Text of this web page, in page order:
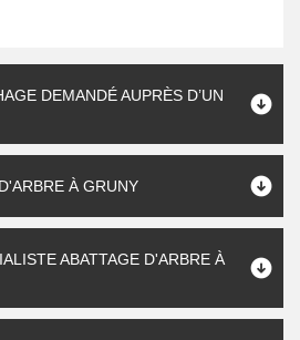
DEMANDÉ AUPRÈS D’UN
À GRUNY
ABATTAGE D'ARBRE À